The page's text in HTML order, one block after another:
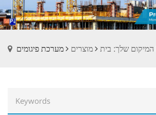
המיקום שלך: בית מוצרים